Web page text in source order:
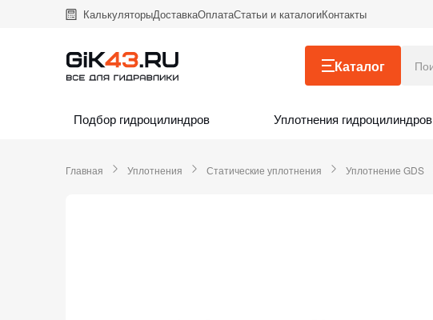
КалькуляторыДоставкаОплатаСтатьи и каталогиКонтакты
Каталог
Подбор гидроцилиндров Уплотнения гидроцилиндров
Главная Уплотнения Статические уплотнения Уплотнение GDS